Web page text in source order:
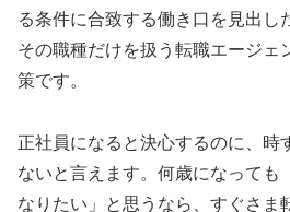
る条件に合致する働き口を見出し
その職種だけを扱う転職エージェ
策です。
正社員になると決心するのに、時
ないと言えます。何歳になっても
なりたい」と思うなら、すぐさま